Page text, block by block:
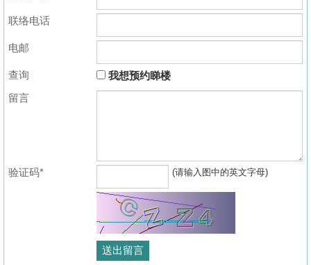
联络电话
电邮
查询
我想预约睇楼
留言
验证码* (请输入图中的英文字母)